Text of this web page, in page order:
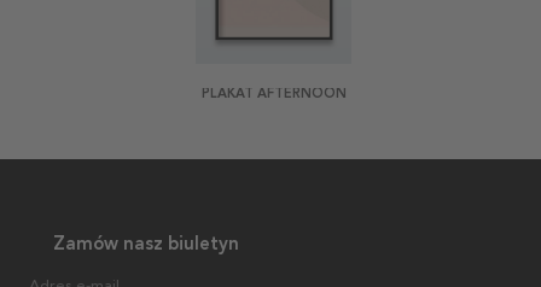
PLAKAT AFTERNOON
Zamów nasz biuletyn